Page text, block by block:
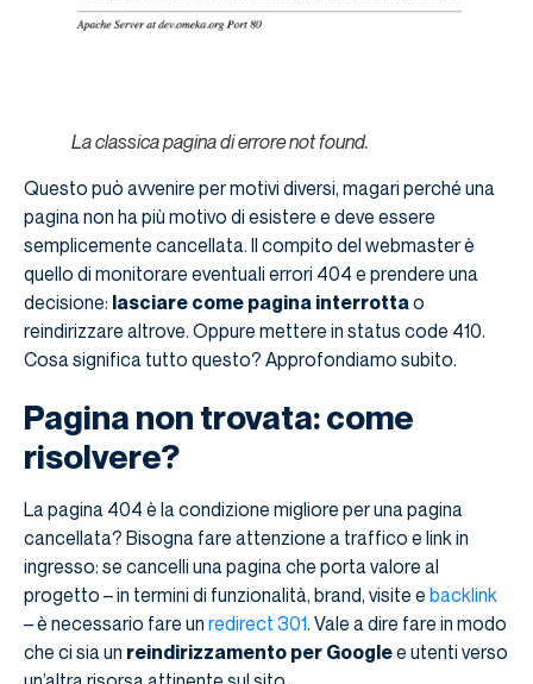
La classica pagina di errore not found.
Questo può avvenire per motivi diversi, magari perché una
pagina non ha più motivo di esistere e deve essere
semplicemente cancellata. Il compito del webmaster è
quello di monitorare eventuali errori 404 e prendere una
decisione: lasciare come pagina interrotta o
reindirizzare altrove. Oppure mettere in status code 410.
Cosa significa tutto questo? Approfondiamo subito.
Pagina non trovata: come
risolvere?
La pagina 404 è la condizione migliore per una pagina
cancellata? Bisogna fare attenzione a traffico e link in
ingresso: se cancelli una pagina che porta valore al
progetto – in termini di funzionalità, brand, visite e backlink
– è necessario fare un redirect 301. Vale a dire fare in modo
che ci sia un reindirizzamento per Googlee utenti verso